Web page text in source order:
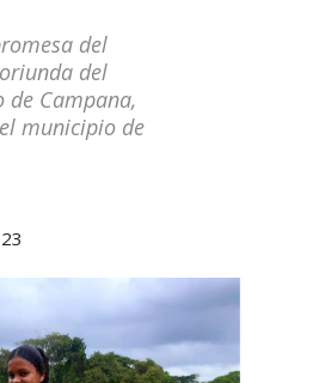
del
del
Campana,
municipio de